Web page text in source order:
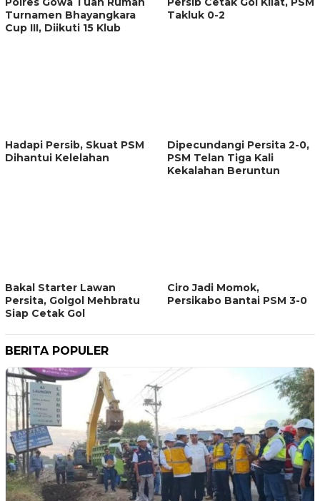
Turnamen Bhayangkara
Cup III, Diikuti 15 Klub
Takluk 0-2
Hadapi Persib, Skuat PSM
Dihantui Kelelahan
Dipecundangi Persita 2-0,
PSM Telan Tiga Kali
Kekalahan Beruntun
Bakal Starter Lawan
Persita, Golgol Mehbratu
Siap Cetak Gol
Ciro Jadi Momok,
Persikabo Bantai PSM 3-0
BERITA POPULER